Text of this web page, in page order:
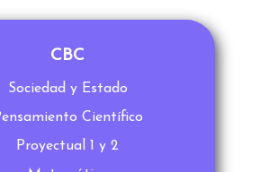
CBC
Sociedad y Estado
Científico
Proyectual 1 y 2